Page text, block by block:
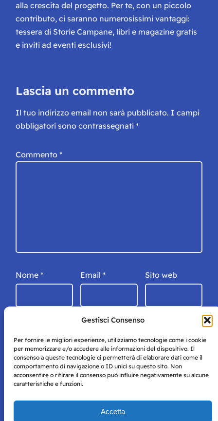
Gestisci Consenso
Per fornire le migliori esperienze, utilizziamo tecnologie come i cookie
per memorizzare e/o accedere alle informazioni del dispositivo. Il
consenso a queste tecnologie ci permetterà di elaborare dati come il
comportamento di navigazione o ID unici su questo sito. Non
acconsentire o ritirare il consenso può influire negativamente su alcune
caratteristiche e funzioni.
Accetta
alla crescita del progetto. Per te, con un piccolo
contributo, ci saranno numerosissimi vantaggi:
tessera di Storie Campane, libri e magazine gratis
e inviti ad eventi esclusivi!
Lascia un commento
Il tuo indirizzo email non sarà pubblicato. I campi
obbligatori sono contrassegnati *
Commento *
Nome * Email * Sito web
Storie di Napoli è una testata registrata presso il tribunale di